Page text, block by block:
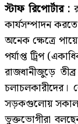
স্টাফ রিপোর্টার :
কার্যসম্পাদন
অনেক ক্ষেত্রে
পর্যাপ্ত ট্রিপ
রাজধানীজুড়ে
চলাচলকারীদের।
সড়কগুলোয় সকাল
ভুক্তভোগীরা